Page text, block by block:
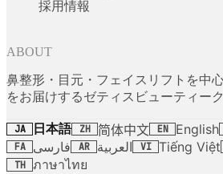
採用情報
ABOUT
鼻整形・目元・フェイスリフトを中
をお届けするゼティスビューティー
JA 日本語 ZH 简体中文 EN English
FA فارسی AR العربية VI Tiếng Việt
TH ภาษาไทย